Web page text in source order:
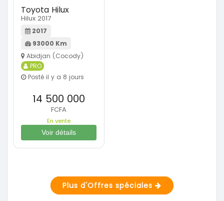
Toyota Hilux
Hilux 2017
2017
93000 Km
Abidjan (Cocody)
PRO
Posté il y a 8 jours
14 500 000
FCFA
En vente
Voir détails
Plus d'Offres spéciales